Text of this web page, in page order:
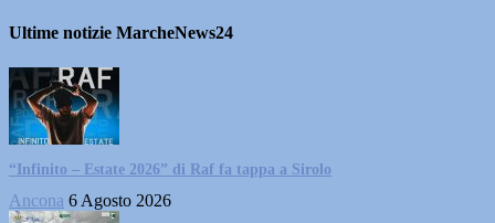
Ultime notizie MarcheNews24
“Infinito – Estate 2026” di Raf fa tappa a Sirolo
Ancona 6 Agosto 2026